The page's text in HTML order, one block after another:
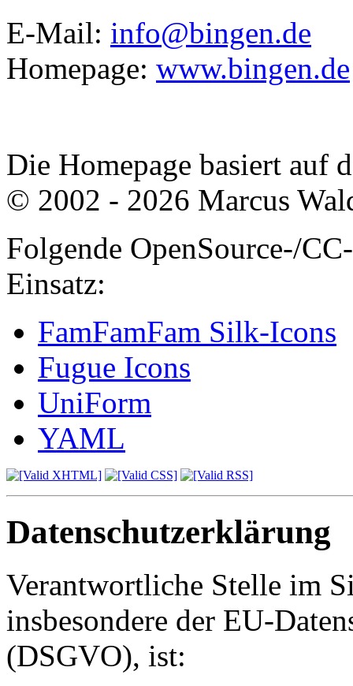
E-Mail: info@bingen.de
Homepage: www.bingen.de
Die Homepage basiert auf
© 2002 - 2026 Marcus
Folgende OpenSource-/
Einsatz:
FamFamFam Silk-Icons
Fugue Icons
UniForm
YAML
Datenschutzerklärung
Verantwortliche Stelle im
insbesondere der EU-
(DSGVO), ist: